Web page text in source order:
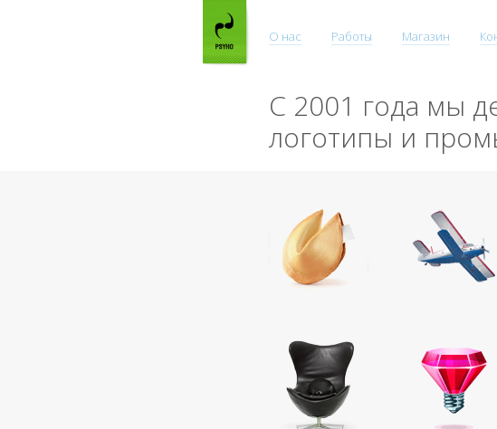
О нас Работы Магазин
С 2001 года мы
логотипы и